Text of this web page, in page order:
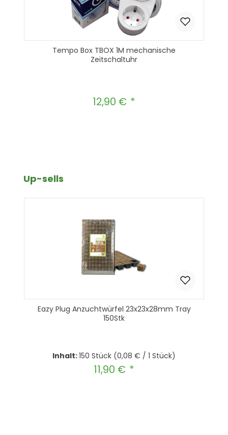
Tempo Box TBOX 1M mechanische
Zeitschaltuhr
Regulärer Preis:
12,90 €
Produktgalerie überspringen
Up-sells
Eazy Plug Anzuchtwürfel 23x23x28mm Tray
150Stk
Inhalt:150 Stück (0,08 € / 1 Stück)
Regulärer Preis:
11,90 €